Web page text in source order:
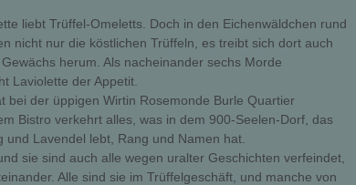
liebt Trüffel-Omeletts. Doch in den Eichenwäldchen rund
nicht nur die köstlichen Trüffeln, es treibt sich dort auch
herum. Als nacheinander sechs Morde
Laviolette der Appetit.
bei der üppigen Wirtin Rosemonde Burle Quartier
Bistro verkehrt alles, was in dem 900-Seelen-Dorf, das
und Lavendel lebt, Rang und Namen hat.
sie sind auch alle wegen uralter Geschichten verfeindet,
Alle sind sie im Trüffelgeschäft, und manche von